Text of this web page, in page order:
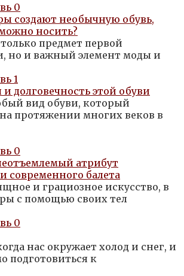
0
создают необычную обувь,
носить?
предмет первой
но и важный элемент моды и
1
долговечность этой обуви
вид обуви, который
на протяжении многих веков в
0
атрибут
современного балета
и грациозное искусство, в
с помощью своих тел
0
нас окружает холод и снег, и
подготовиться к